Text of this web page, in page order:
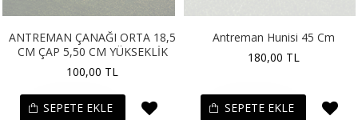
ANTREMAN ÇANAĞI ORTA 18,5
CM ÇAP 5,50 CM YÜKSEKLİK
100,00 TL
SEPETE EKLE
Antreman Hunisi 45 Cm
180,00 TL
SEPETE EKLE